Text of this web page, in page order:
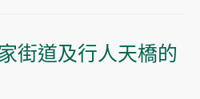
街道及行人天橋的